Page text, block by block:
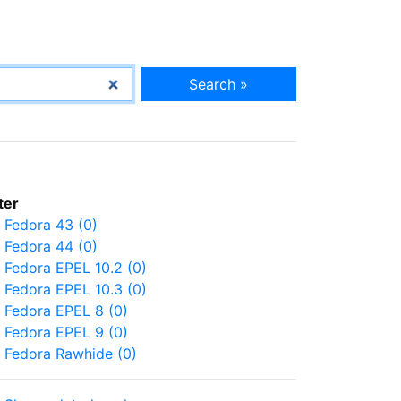
Search »
Fedora 43 (0)
Fedora 44 (0)
Fedora EPEL 10.2 (0)
Fedora EPEL 10.3 (0)
Fedora EPEL 8 (0)
Fedora EPEL 9 (0)
Fedora Rawhide (0)